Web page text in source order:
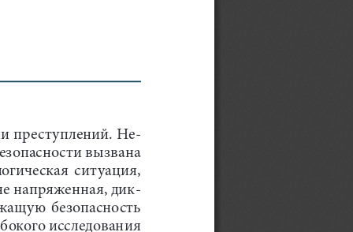
преступлений. Не-
вызвана
ситуация,
напряженная, дик-
безопасность
исследования